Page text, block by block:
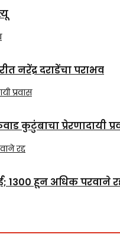
नरेंद्र दराडेंचा पराभव
कुटुंबाचा प्रेरणादायी
1300 हून अधिक परवाने